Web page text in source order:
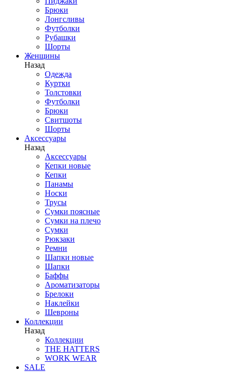
Брюки
Лонгсливы
Футболки
Рубашки
Шорты
Женщины
Назад
Одежда
Куртки
Толстовки
Футболки
Брюки
Свитшоты
Шорты
Аксессуары
Назад
Аксессуары
Кепки новые
Кепки
Панамы
Носки
Трусы
Сумки поясные
Сумки на плечо
Сумки
Рюкзаки
Ремни
Шапки новые
Шапки
Баффы
Ароматизаторы
Брелоки
Наклейки
Шевроны
Коллекции
Назад
Коллекции
THE HATTERS
WORK WEAR
SALE